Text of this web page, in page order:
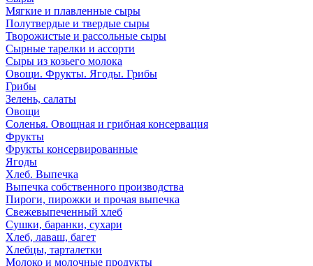
Мягкие и плавленные сыры
Полутвердые и твердые сыры
Творожистые и рассольные сыры
Сырные тарелки и ассорти
Сыры из козьего молока
Овощи. Фрукты. Ягоды. Грибы
Грибы
Зелень, салаты
Овощи
Соленья. Овощная и грибная консервация
Фрукты
Фрукты консервированные
Ягоды
Хлеб. Выпечка
Выпечка собственного производства
Пироги, пирожки и прочая выпечка
Свежевыпеченный хлеб
Сушки, баранки, сухари
Хлеб, лаваш, багет
Хлебцы, тарталетки
Молоко и молочные продукты